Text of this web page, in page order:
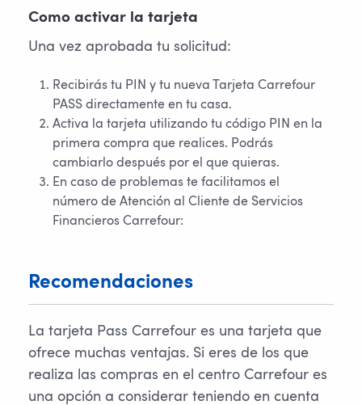
Como activar la tarjeta
Una vez aprobada tu solicitud:
Recibirás tu PIN y tu nueva Tarjeta Carrefour
PASS directamente en tu casa.
Activa la tarjeta utilizando tu código PIN en la
primera compra que realices. Podrás
cambiarlo después por el que quieras.
En caso de problemas te facilitamos el
número de Atención al Cliente de Servicios
Financieros Carrefour:
Recomendaciones
La tarjeta Pass Carrefour es una tarjeta que
ofrece muchas ventajas. Si eres de los que
realiza las compras en el centro Carrefour es
una opción a considerar teniendo en cuenta